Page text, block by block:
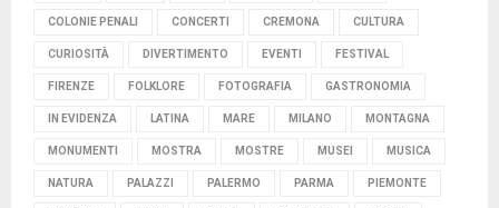
COLONIE PENALI CONCERTI CREMONA CULTURA
CURIOSITÀ DIVERTIMENTO EVENTI FESTIVAL
FIRENZE FOLKLORE FOTOGRAFIA GASTRONOMIA
IN EVIDENZA LATINA MARE MILANO MONTAGNA
MONUMENTI MOSTRA MOSTRE MUSEI MUSICA
NATURA PALAZZI PALERMO PARMA PIEMONTE